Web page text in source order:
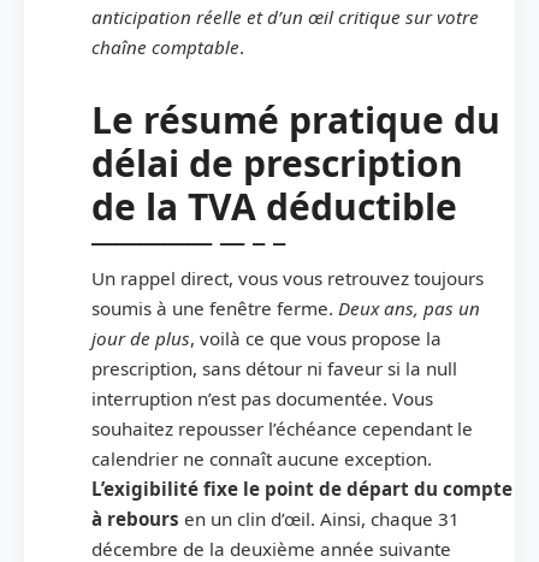
anticipation réelle et d’un œil critique sur votre
chaîne comptable.
Le résumé pratique du
délai de prescription
de la TVA déductible
Un rappel direct, vous vous retrouvez toujours
soumis à une fenêtre ferme. Deux ans, pas un
jour de plus, voilà ce que vous propose la
prescription, sans détour ni faveur si la null
interruption n’est pas documentée. Vous
souhaitez repousser l’échéance cependant le
calendrier ne connaît aucune exception.
L’exigibilité fixe le point de départ du compte
à rebours en un clin d’œil. Ainsi, chaque 31
décembre de la deuxième année suivante